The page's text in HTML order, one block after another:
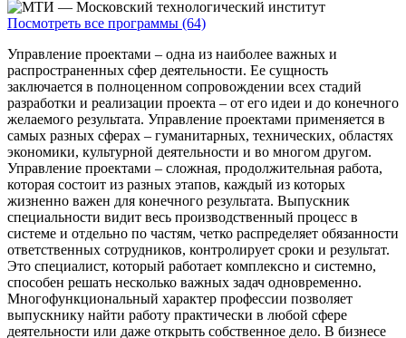
Посмотреть все программы (64)
Управление проектами – одна из наиболее важных и
распространенных сфер деятельности. Ее сущность
заключается в полноценном сопровождении всех стадий
разработки и реализации проекта – от его идеи и до конечного
желаемого результата. Управление проектами применяется в
самых разных сферах – гуманитарных, технических, областях
экономики, культурной деятельности и во многом другом.
Управление проектами – сложная, продолжительная работа,
которая состоит из разных этапов, каждый из которых
жизненно важен для конечного результата. Выпускник
специальности видит весь производственный процесс в
системе и отдельно по частям, четко распределяет обязанности
ответственных сотрудников, контролирует сроки и результат.
Это специалист, который работает комплексно и системно,
способен решать несколько важных задач одновременно.
Многофункциональный характер профессии позволяет
выпускнику найти работу практически в любой сфере
деятельности или даже открыть собственное дело. В бизнесе